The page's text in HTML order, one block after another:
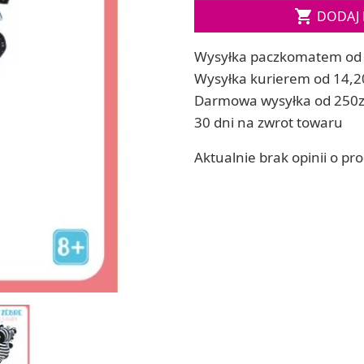
ręcznych
Soda, kwasek, formy do kul do kąpieli
RZEŹBA, GLINY I ODLEWY
Lepienie i rzeźbienie
Odlewy dekoracyjne
Tworzenie z gliny polimerowej
Modelowanie dla dzieci
 DODAJ
Wysyłka paczkomatem od
Wysyłka kurierem od
Darmowa wysyłka od
30 dni na zwrot towaru
Aktualnie brak opinii o